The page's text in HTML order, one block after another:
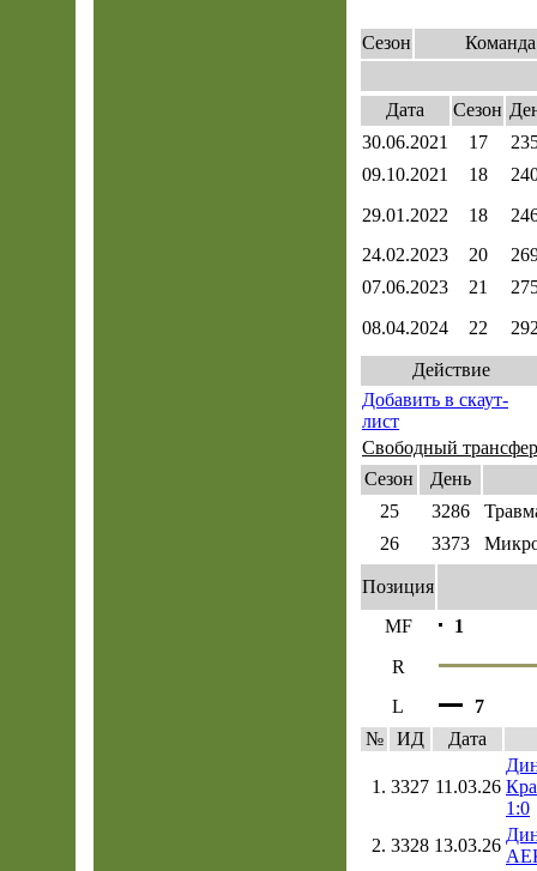
Сезон Команда
Дата Сезон
30.06.2021
17
09.10.2021
18
29.01.2022
18
24.02.2023
20
07.06.2023
21
08.04.2024
22
Действие
Добавить в скаут-
лист
Свободный трансфер
Сезон
День
25
3286
26
3373
Позиция
MF
1
R
L
7
№
ИД Дата
1. 3327 11.03.26
1:0
2. 3328 13.03.26